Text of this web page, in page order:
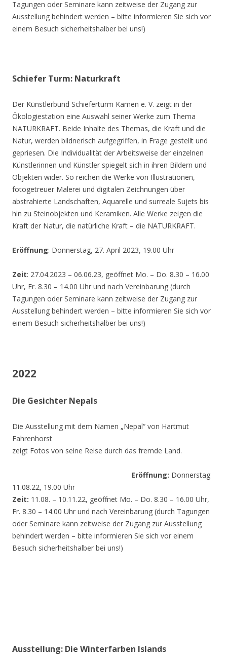
Tagungen oder Seminare kann zeitweise der Zugang zur
Ausstellung behindert werden – bitte informieren Sie sich vor
einem Besuch sicherheitshalber bei uns!)
Schiefer Turm: Naturkraft
Der Künstlerbund Schieferturm Kamen e. V. zeigt in der
Ökologiestation eine Auswahl seiner Werke zum Thema
NATURKRAFT. Beide Inhalte des Themas, die Kraft und die
Natur, werden bildnerisch aufgegriffen, in Frage gestellt und
gepriesen. Die Individualität der Arbeitsweise der einzelnen
Künstlerinnen und Künstler spiegelt sich in ihren Bildern und
Objekten wider. So reichen die Werke von Illustrationen,
fotogetreuer Malerei und digitalen Zeichnungen über
abstrahierte Landschaften, Aquarelle und surreale Sujets bis
hin zu Steinobjekten und Keramiken. Alle Werke zeigen die
Kraft der Natur, die natürliche Kraft – die NATURKRAFT.
Eröffnung: Donnerstag, 27. April 2023, 19.00 Uhr
Zeit: 27.04.2023 – 06.06.23, geöffnet Mo. – Do. 8.30 – 16.00
Uhr, Fr. 8.30 – 14.00 Uhr und nach Vereinbarung (durch
Tagungen oder Seminare kann zeitweise der Zugang zur
Ausstellung behindert werden – bitte informieren Sie sich vor
einem Besuch sicherheitshalber bei uns!)
2022
Die Gesichter Nepals
Die Ausstellung mit dem Namen „Nepal“ von Hartmut
Fahrenhorst
zeigt Fotos von seine Reise durch das fremde Land.
Eröffnung: Donnerstag
11.08.22, 19.00 Uhr
Zeit: 11.08. – 10.11.22, geöffnet Mo. – Do. 8.30 – 16.00 Uhr,
Fr. 8.30 – 14.00 Uhr und nach Vereinbarung (durch Tagungen
oder Seminare kann zeitweise der Zugang zur Ausstellung
behindert werden – bitte informieren Sie sich vor einem
Besuch sicherheitshalber bei uns!)
Ausstellung: Die Winterfarben Islands